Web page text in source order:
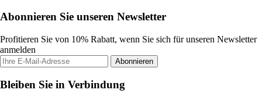
Abonnieren Sie unseren Newsletter
Profitieren Sie von 10% Rabatt, wenn Sie sich für unseren Newsletter
anmelden
Abonnieren
Bleiben Sie in Verbindung